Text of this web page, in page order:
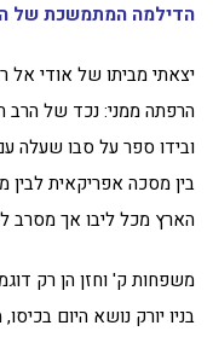
הדילמה המתמשכת של
יצאתי מביתו של אודי אל
הרפתה ממני: נכד של הרב
ובידו ספר על סבו שעלה
בין מסכה אפריקאית
הארץ מכל ליבו אך מסרב
משפחות ק' וחזן הן רק
בניו יורק נושא היום